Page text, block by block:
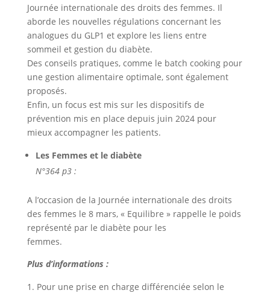
Journée internationale des droits des femmes. Il
aborde les nouvelles régulations concernant les
analogues du GLP1 et explore les liens entre
sommeil et gestion du diabète.
Des conseils pratiques, comme le batch cooking pour
une gestion alimentaire optimale, sont également
proposés.
Enfin, un focus est mis sur les dispositifs de
prévention mis en place depuis juin 2024 pour
mieux accompagner les patients.
Les Femmes et le diabète
N°364 p3 :
A l’occasion de la Journée internationale des droits
des femmes le 8 mars, « Equilibre » rappelle le poids
représenté par le diabète pour les
femmes.
Plus d’informations :
Pour une prise en charge différenciée selon le